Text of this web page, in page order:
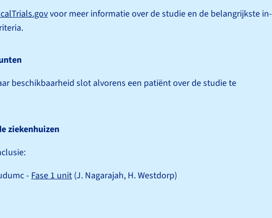
voor meer informatie over de studie en de belangrijkste in-
beschikbaarheid slot alvorens een patiënt over de studie te
ziekenhuizen
- Fase 1 unit (J. Nagarajah, H. Westdorp)